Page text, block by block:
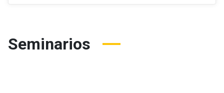
Seminarios